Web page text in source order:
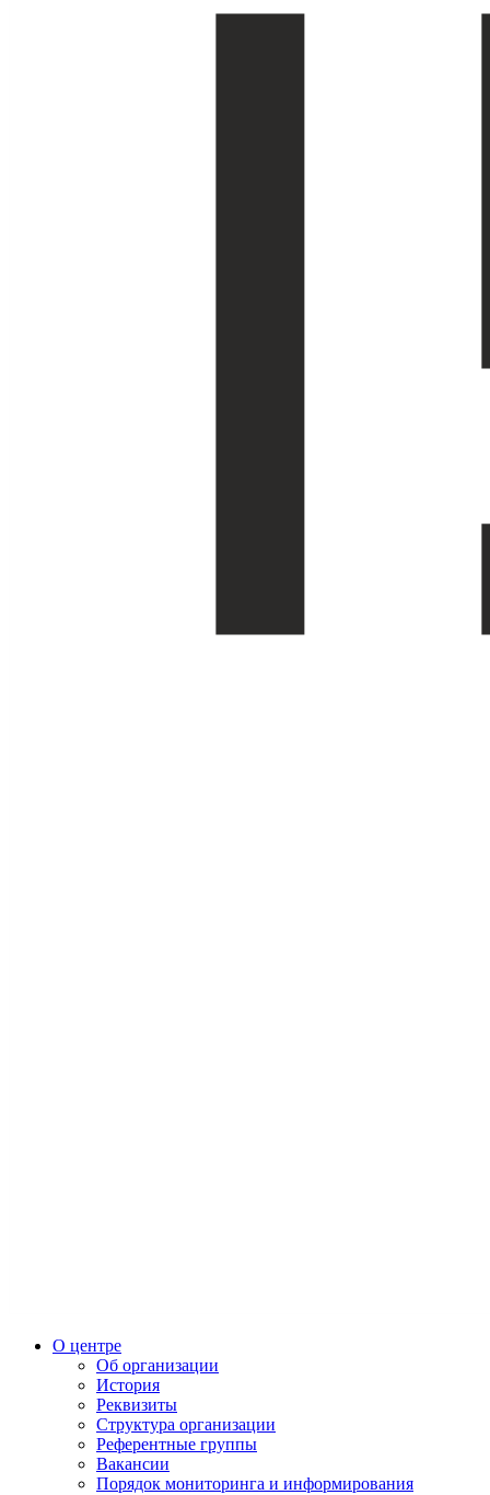
О центре
Об организации
История
Реквизиты
Структура организации
Референтные группы
Вакансии
Порядок мониторинга и информирования